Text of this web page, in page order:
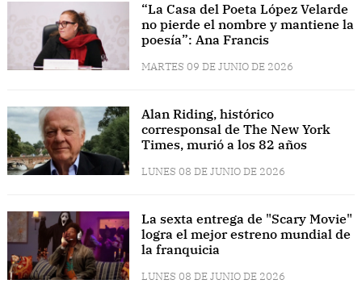
“La Casa del Poeta López Velarde
no pierde el nombre y mantiene la
poesía”: Ana Francis
MARTES 09 DE JUNIO DE 2026
Alan Riding, histórico
corresponsal de The New York
Times, murió a los 82 años
LUNES 08 DE JUNIO DE 2026
La sexta entrega de "Scary Movie"
logra el mejor estreno mundial de
la franquicia
LUNES 08 DE JUNIO DE 2026